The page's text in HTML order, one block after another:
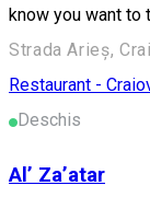
know you want to
Strada Arieș,
Restaurant -
Deschis
Al’ Za’atar